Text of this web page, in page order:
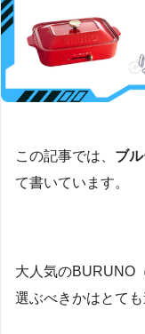
この記事では、 ブ
て書いています。
大人気のBURUNO
選ぶべきかはとて